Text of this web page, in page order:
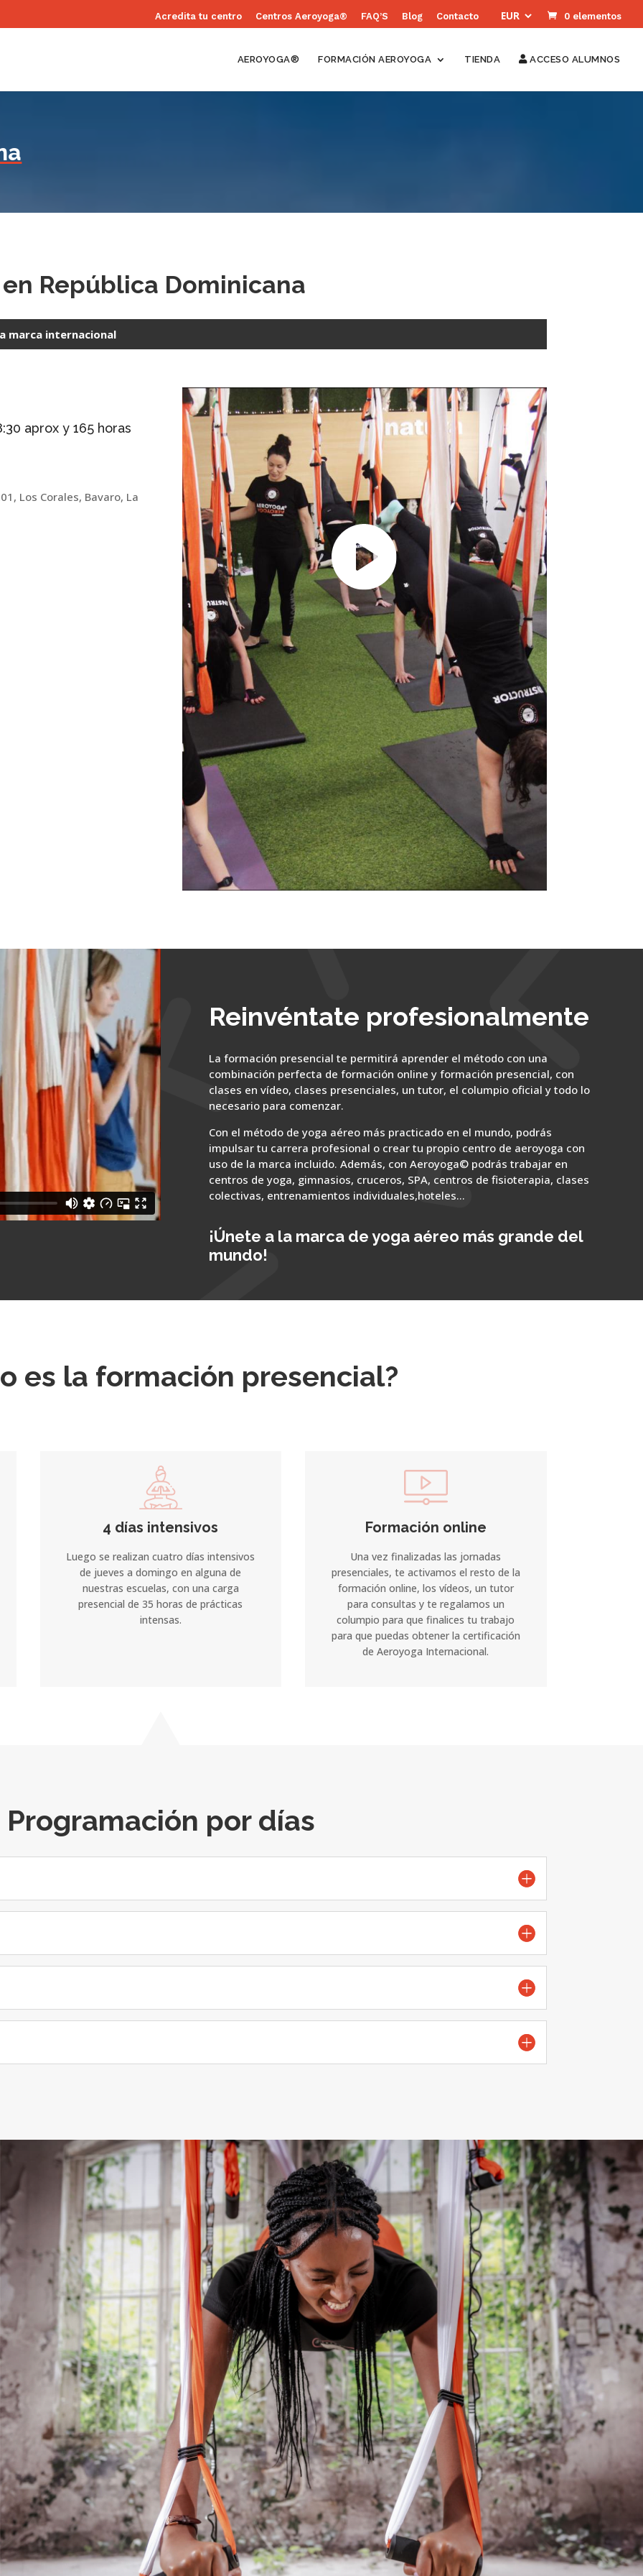
Acredita tu centro Centros Aeroyoga® FAQ’S Blog Contacto 0 elementos
AEROYOGA® FORMACIÓN AEROYOGA TIENDA ACCESO ALUMNOS
República Dominicana
marca internacional
aprox y 165 horas
Los Corales, Bavaro, La
Reinvéntate profesionalmente
La formación presencial te permitirá aprender el método con una
combinación perfecta de formación online y formación presencial, con
clases en vídeo, clases presenciales, un tutor, el columpio oficial y todo lo
necesario para comenzar.
Con el método de yoga aéreo más practicado en el mundo, podrás
impulsar tu carrera profesional o crear tu propio centro de aeroyoga con
uso de la marca incluido. Además, con Aeroyoga© podrás trabajar en
centros de yoga, gimnasios, cruceros, SPA, centros de fisioterapia, clases
colectivas, entrenamientos individuales,hoteles…
¡Únete a la marca de yoga aéreo más grande del
mundo!
es la formación presencial?
4 días intensivos
Luego se realizan cuatro días intensivos
de jueves a domingo en alguna de
nuestras escuelas, con una carga
presencial de 35 horas de prácticas
intensas.
Formación online
Una vez finalizadas las jornadas
presenciales, te activamos el resto de la
formación online, los vídeos, un tutor
para consultas y te regalamos un
columpio para que finalices tu trabajo
para que puedas obtener la certificación
de Aeroyoga Internacional.
Programación por días